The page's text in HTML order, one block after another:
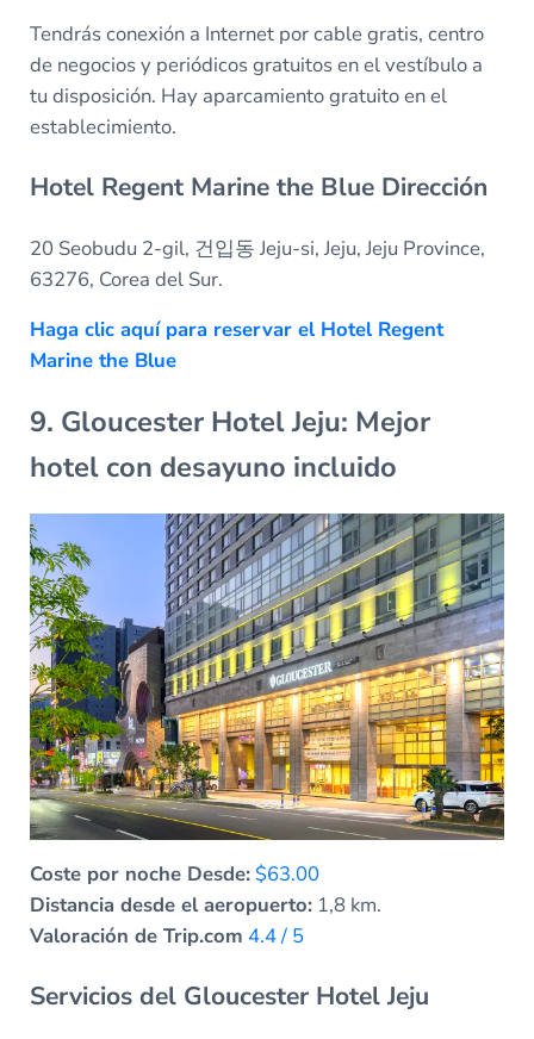
Tendrás conexión a Internet por cable gratis, centro
de negocios y periódicos gratuitos en el vestíbulo a
tu disposición. Hay aparcamiento gratuito en el
establecimiento.
Hotel Regent Marine the Blue Dirección
20 Seobudu 2-gil, 건입동 Jeju-si, Jeju, Jeju Province,
63276, Corea del Sur.
Haga clic aquí para reservar el Hotel Regent
Marine the Blue
9. Gloucester Hotel Jeju: Mejor
hotel con desayuno incluido
Coste por noche Desde: $63.00
Distancia desde el aeropuerto:1,8 km.
Valoración de Trip.com 4.4 / 5
Servicios del Gloucester Hotel Jeju